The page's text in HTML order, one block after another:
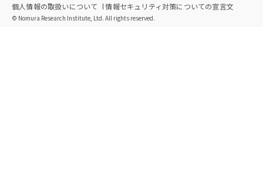
個人情報の取扱いについて
情報セキュリティ対策についての宣言文
© Nomura Research Institute, Ltd. All rights reserved.